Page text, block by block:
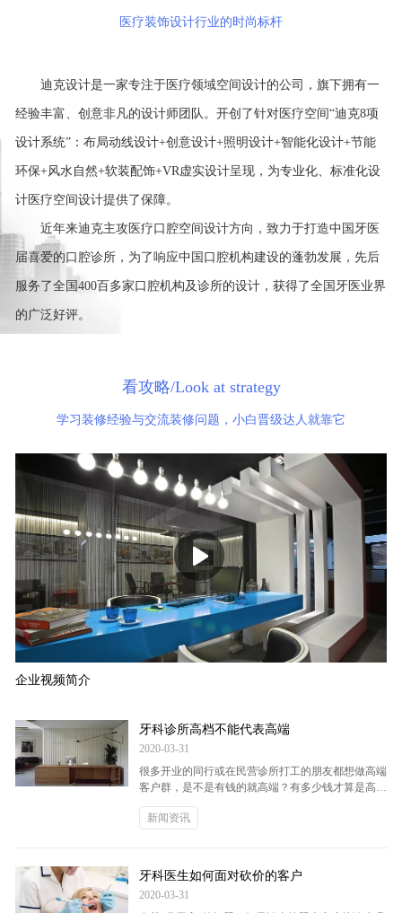
医疗装饰设计行业的时尚标杆
经验丰富、创意非凡的设计师团队。开创了针对医疗空间“迪克8项
设计系统”：布局动线设计+创意设计+照明设计+智能化设计+节能
环保+风水自然+软装配饰+VR虚实设计呈现，为专业化、标准化设
计医疗空间设计提供了保障。
届喜爱的口腔诊所，为了响应中国口腔机构建设的蓬勃发展，先后
服务了全国400百多家口腔机构及诊所的设计，获得了全国牙医业界
的广泛好评。
看攻略/Look at strategy
学习装修经验与交流装修问题，小白晋级达人就靠它
企业视频简介
牙科诊所高档不能代表高端
2020-03-31
很多开业的同行或在民营诊所打工的朋友都想做高端
客户群，是不是有钱的就高端？有多少钱才算是高
端？高端客户群有什么评判标准吗？近日搜索资料，
发现一条关于中国中产阶级和美国中产阶级比较的文
新闻资讯
牙科医生如何面对砍价的客户
2020-03-31